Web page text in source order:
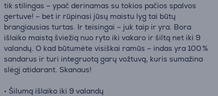
tik stilingas – ypač derinamas su tokios pačios spalvos
gertuve! – bet ir rūpinasi jūsų maistu lyg tai būtų
brangiausias turtas. Ir teisingai – juk taip ir yra. Bora
išlaiko maistą šviežią nuo ryto iki vakaro ir šiltą net iki 9
valandų. O kad būtumėte visiškai ramūs – indas yra 100 %
sandarus ir turi integruotą garų vožtuvą, kuris sumažina
slėgį atidarant. Skanaus!
• Šilumą išlaiko iki 9 valandų